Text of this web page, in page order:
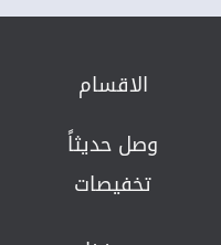
الاقسام
وصل حديثاً
تخفيصات